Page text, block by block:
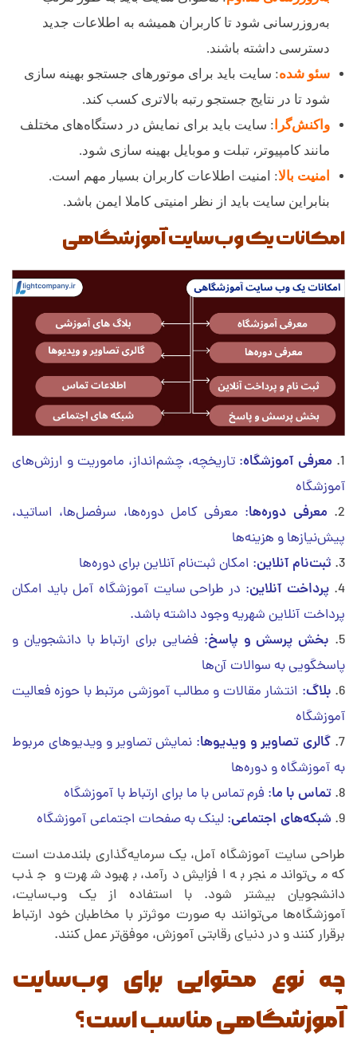
به‌روزرسانی شود تا کاربران همیشه به اطلاعات جدید
دسترسی داشته باشند.
سئو شده: سایت باید برای موتورهای جستجو بهینه سازی
شود تا در نتایج جستجو رتبه بالاتری کسب کند.
واکنش‌گرا : سایت باید برای نمایش در دستگاه‌های مختلف
مانند کامپیوتر، تبلت و موبایل بهینه سازی شود.
امنیت بالا: امنیت اطلاعات کاربران بسیار مهم است.
بنابراین سایت باید از نظر امنیتی کاملا ایمن باشد.
امکانات یک وب‌سایت آموزشگاهی
معرفی آموزشگاه: تاریخچه، چشم‌انداز، ماموریت و ارزش‌های
آموزشگاه
معرفی دوره‌ها: معرفی کامل دوره‌ها، سرفصل‌ها، اساتید،
پیش‌نیازها و هزینه‌ها
ثبت‌نام آنلاین: امکان ثبت‌نام آنلاین برای دوره‌ها
پرداخت آنلاین: در طراحی سایت آموزشگاه آمل باید امکان
پرداخت آنلاین شهریه وجود داشته باشد.
بخش پرسش و پاسخ: فضایی برای ارتباط با دانشجویان و
پاسخگویی به سوالات آن‌ها
بلاگ: انتشار مقالات و مطالب آموزشی مرتبط با حوزه فعالیت
آموزشگاه
گالری تصاویر و ویدیوها: نمایش تصاویر و ویدیوهای مربوط
به آموزشگاه و دوره‌ها
تماس با ما: فرم تماس با ما برای ارتباط با آموزشگاه
شبکه‌های اجتماعی: لینک به صفحات اجتماعی آموزشگاه
طراحی سایت آموزشگاه آمل، یک سرمایه‌گذاری بلندمدت است
که می‌تواند منجر به افزایش درآمد، بهبود شهرت و جذب
دانشجویان بیشتر شود. با استفاده از یک وب‌سایت،
آموزشگاه‌ها می‌توانند به صورت موثرتر با مخاطبان خود ارتباط
برقرار کنند و در دنیای رقابتی آموزش، موفق‌تر عمل کنند.
چه نوع محتوایی برای وب‌سایت
آموزشگاهی مناسب است؟